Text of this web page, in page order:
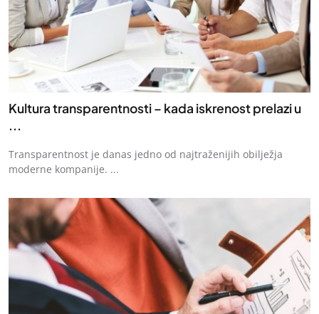
Kultura transparentnosti – kada iskrenost prelazi u
...
Transparentnost je danas jedno od najtraženijih obilježja
moderne kompanije. ...